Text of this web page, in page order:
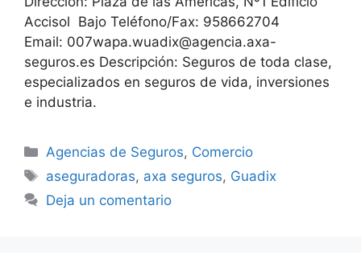
Accisol Bajo Teléfono/Fax: 958662704
Email: 007wapa.wuadix@agencia.axa-
seguros.es Descripción: Seguros de toda clase,
especializados en seguros de vida, inversiones
e industria.
Categorías
Agencias de Seguros, Comercio
Etiquetas
aseguradoras, axa seguros, Guadix
Deja un comentario